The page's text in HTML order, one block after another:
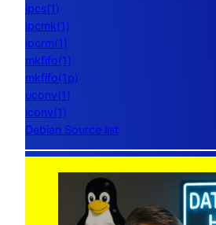
ipcs(1)
ipcmk(1)
ipcrm(1)
mkfifo(1)
mkfifo(1p)
uconv(1)
iconv(1)
Debian Source list